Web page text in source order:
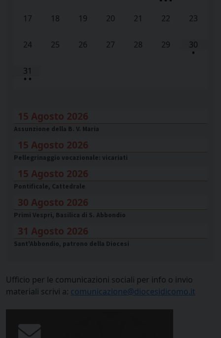
17 18 19 20 21 22 23
24 25 26 27 28 29 30
•
31
• •
15 Agosto 2026
Assunzione della B. V. Maria
15 Agosto 2026
Pellegrinaggio vocazionale: vicariati
15 Agosto 2026
Pontificale, Cattedrale
30 Agosto 2026
Primi Vespri, Basilica di S. Abbondio
31 Agosto 2026
Sant'Abbondio, patrono della Diocesi
Ufficio per le comunicazioni sociali per info o invio
materiali scrivi a: comunicazione@diocesidicomo.it